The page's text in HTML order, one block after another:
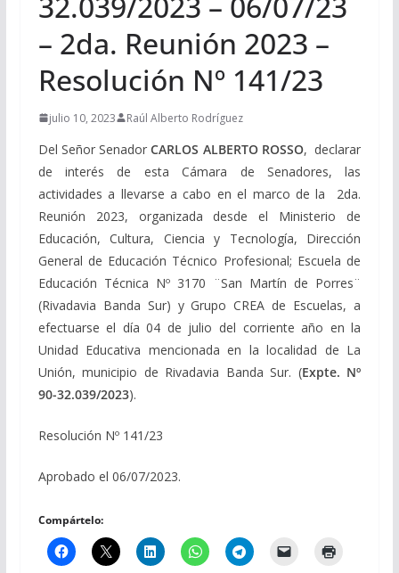
– 2da. Reunión 2023 –
Resolución Nº 141/23
julio 10, 2023 Raúl Alberto Rodríguez
Del Señor SenadorCARLOS ALBERTO ROSSO, declarar
de interés de esta Cámara de Senadores, las
actividades a llevarse a cabo en el marco de la 2da.
Reunión 2023, organizada desde el Ministerio de
Educación, Cultura, Ciencia y Tecnología, Dirección
General de Educación Técnico Profesional; Escuela de
Educación Técnica Nº 3170 ¨San Martín de Porres¨
(Rivadavia Banda Sur) y Grupo CREA de Escuelas, a
efectuarse el día 04 de julio del corriente año en la
Unidad Educativa mencionada en la localidad de La
Unión, municipio de Rivadavia Banda Sur. (Expte. Nº
90-32.039/2023).
Resolución Nº 141/23
Aprobado el 06/07/2023.
Compártelo: